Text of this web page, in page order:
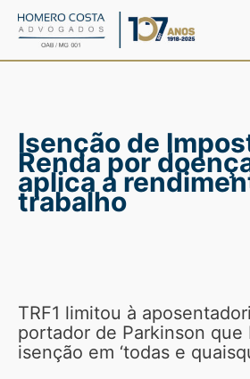
para
Isenção de
Renda por
aplica a
trabalho
TRF1 limitou à
portador de Parkinson que
isenção em ‘todas e